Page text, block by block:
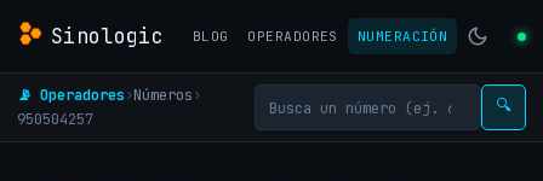
Sinologic BLOG OPERADORES NUMERACIÓN
📡 Operadores›Números›
950504257
🔍